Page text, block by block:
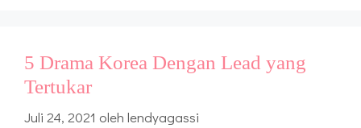
5 Drama Korea Dengan Lead yang
Tertukar
Juli 24, 2021 oleh lendyagassi